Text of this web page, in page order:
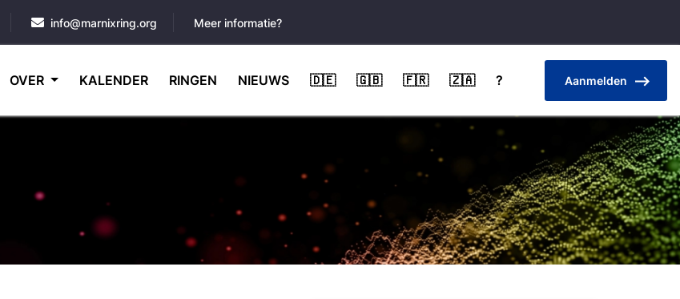
info@marnixring.org Meer informatie?
OVER KALENDER RINGEN NIEUWS 🇩🇪 🇬🇧 🇫🇷 🇿🇦 ? Aanmelden